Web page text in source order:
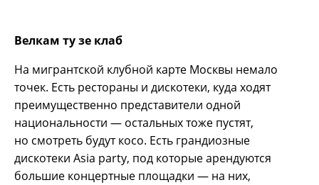
Велкам ту зе клаб
На мигрантской клубной карте Москвы немало
точек. Есть рестораны и дискотеки, куда ходят
преимущественно представители одной
национальности — остальных тоже пустят,
но смотреть будут косо. Есть грандиозные
дискотеки Asia party, под которые арендуются
большие концертные площадки — на них,